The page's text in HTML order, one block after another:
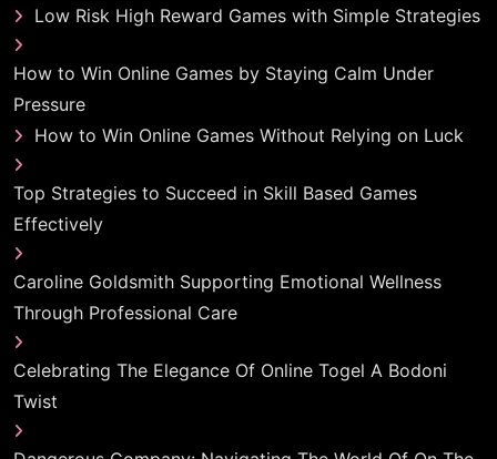
Low Risk High Reward Games with Simple Strategies
How to Win Online Games by Staying Calm Under
Pressure
How to Win Online Games Without Relying on Luck
Top Strategies to Succeed in Skill Based Games
Effectively
Caroline Goldsmith Supporting Emotional Wellness
Through Professional Care
Celebrating The Elegance Of Online Togel A Bodoni
Twist